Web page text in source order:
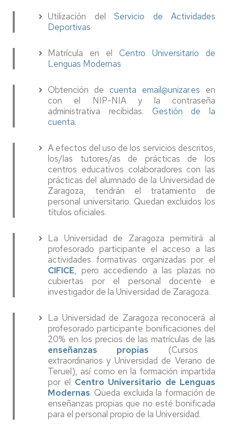
Utilización del Servicio de Actividades
Deportivas
Matrícula en el Centro Universitario de
Lenguas Modernas
Obtención de cuenta email@unizar.es en
con el NIP-NIA y la contraseña
administrativa recibidas. Gestión de la
cuenta.
A efectos del uso de los servicios descritos,
los/las tutores/as de prácticas de los
centros educativos colaboradores con las
prácticas del alumnado de la Universidad de
Zaragoza, tendrán el tratamiento de
personal universitario. Quedan excluidos los
títulos oficiales.
La Universidad de Zaragoza permitirá al
profesorado participante el acceso a las
actividades formativas organizadas por el
CIFICE, pero accediendo a las plazas no
cubiertas por el personal docente e
investigador de la Universidad de Zaragoza.
La Universidad de Zaragoza reconocerá al
profesorado participante bonificaciones del
20% en los precios de las matrículas de las
enseñanzas propias
(Cursos
extraordinarios y Universidad de Verano de
Teruel), así como en la formación impartida
por el Centro Universitario de Lenguas
Modernas. Queda excluida la formación de
enseñanzas propias que no esté bonificada
para el personal propio de la Universidad.